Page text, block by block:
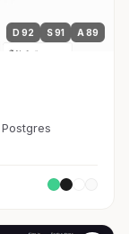
D 92 S 91 A 89